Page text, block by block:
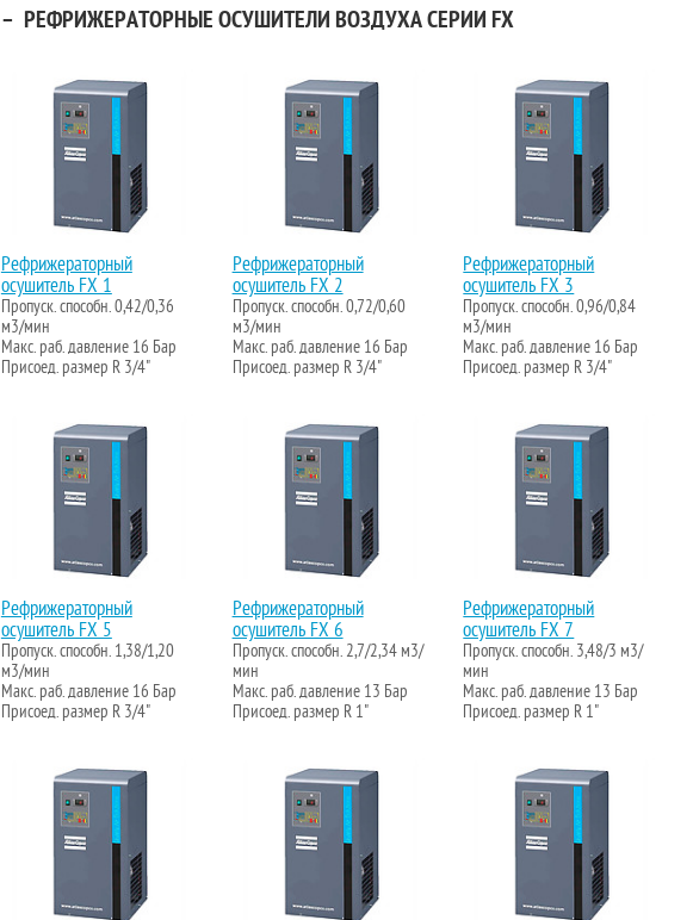
– РЕФРИЖЕРАТОРНЫЕ ОСУШИТЕЛИ ВОЗДУХА СЕРИИ FX
Рефрижераторный
осушитель FX 1
Пропуск. способн. 0,42/0,36
м3/мин
Макс. раб. давление 16 Бар
Присоед. размер R 3/4"
Рефрижераторный
осушитель FX 2
Пропуск. способн. 0,72/0,60
м3/мин
Макс. раб. давление 16 Бар
Присоед. размер R 3/4"
Рефрижераторный
осушитель FX 3
Пропуск. способн. 0,96/0,84
м3/мин
Макс. раб. давление 16 Бар
Присоед. размер R 3/4"
Рефрижераторный
осушитель FX 5
Пропуск. способн. 1,38/1,20
м3/мин
Макс. раб. давление 16 Бар
Присоед. размер R 3/4"
Рефрижераторный
осушитель FX 6
Пропуск. способн. 2,7/2,34 м3/
мин
Макс. раб. давление 13 Бар
Присоед. размер R 1"
Рефрижераторный
осушитель FX 7
Пропуск. способн. 3,48/3 м3/
мин
Макс. раб. давление 13 Бар
Присоед. размер R 1"